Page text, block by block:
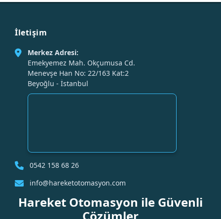
İletişim
Merkez Adresi:
Emekyemez Mah. Okçumusa Cd.
Menevşe Han No: 22/163 Kat:2
Beyoğlu - İstanbul
0542 158 68 26
info@hareketotomasyon.com
Hareket Otomasyon ile Güvenli